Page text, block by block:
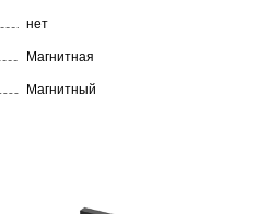
нет
Магнитная
Магнитный